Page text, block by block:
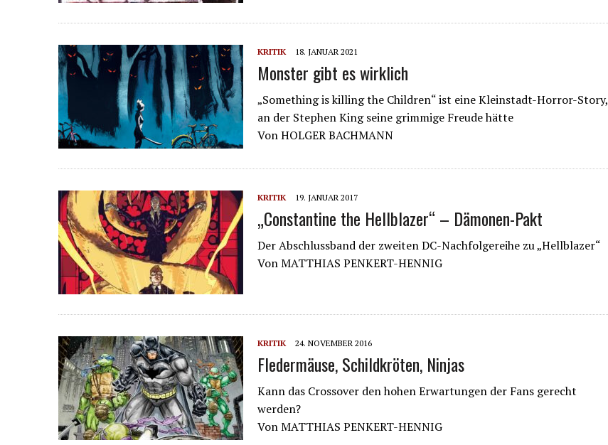
KRITIK 18. JANUAR 2021
Monster gibt es wirklich
„Something is killing the Children“ ist eine Kleinstadt-Horror-Story,
an der Stephen King seine grimmige Freude hätte
Von HOLGER BACHMANN
KRITIK 19. JANUAR 2017
„Constantine the Hellblazer“ – Dämonen-Pakt
Der Abschlussband der zweiten DC-Nachfolgereihe zu „Hellblazer“
Von MATTHIAS PENKERT-HENNIG
KRITIK 24. NOVEMBER 2016
Fledermäuse, Schildkröten, Ninjas
Kann das Crossover den hohen Erwartungen der Fans gerecht
werden?
Von MATTHIAS PENKERT-HENNIG